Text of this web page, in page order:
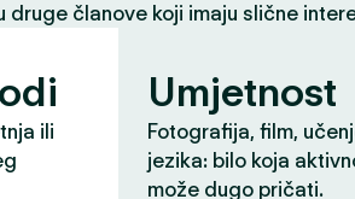
članove koji imaju slične
ili
Umjetnost
Fotografija, film,
jezika: bilo koja
može dugo pričati.